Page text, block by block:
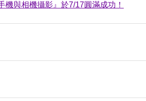
與相機攝影』於7/17圓滿成功！